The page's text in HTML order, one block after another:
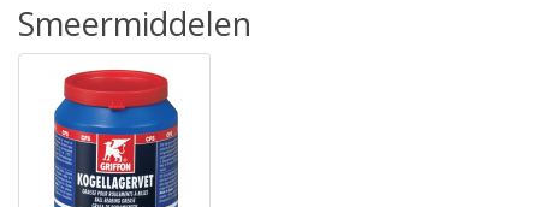
Smeermiddelen